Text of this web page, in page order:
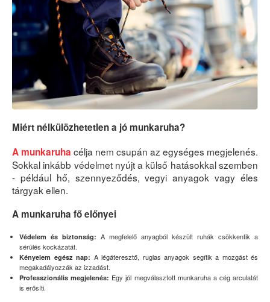
Miért nélkülözhetetlen a jó munkaruha?
A munkaruha célja nem csupán az egységes megjelenés.
Sokkal inkább védelmet nyújt a külső hatásokkal szemben
- például hő, szennyeződés, vegyi anyagok vagy éles
tárgyak ellen.
A munkaruha fő előnyei
Védelem és biztonság: A megfelelő anyagból készült ruhák csökkentik a
sérülés kockázatát.
Kényelem egész nap: A légáteresztő, ruglas anyagok segítik a mozgást és
megakadályozzák az izzadást.
Professzionális megjelenés: Egy jól megválasztott munkaruha a cég arculatát
is erősíti.